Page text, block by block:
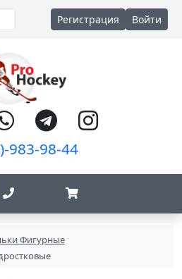
Регистрация Войти
983-98-44
Фигурные